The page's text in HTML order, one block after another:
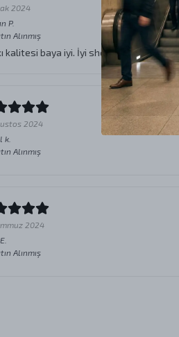
2024
P.
Alınmış
kalitesi baya iyi. İyi shoutlamalar 😎
2024
k.
Alınmış
2024
E.
Alınmış